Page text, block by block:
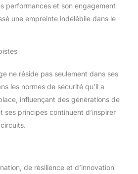
performances et son engagement
une empreinte indélébile dans le
ne réside pas seulement dans ses
les normes de sécurité qu’il a
influençant des générations de
ses principes continuent d’inspirer
de résilience et d’innovation